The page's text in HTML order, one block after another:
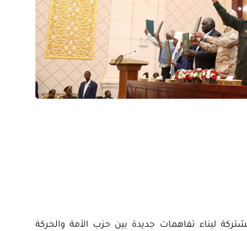
لبناء تفاهمات جديدة بين حزب الأمة والحركة
الغاز والنفط خارطة الموارد